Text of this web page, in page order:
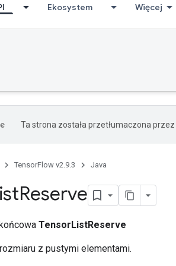
Ekosystem Więcej
Ta strona została przetłumaczona przez
TensorFlow v2.9.3 Java
Reserve
TensorListReserve
z pustymi elementami.